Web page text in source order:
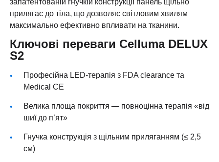
прилягає до тіла, що дозволяє світловим хвилям
максимально ефективно впливати на тканини.
Ключові переваги Celluma DELUX
S2
Професійна LED-терапія з FDA clearance та
Medical CE
Велика площа покриття — повноцінна терапія «від
шиї до п’ят»
Гнучка конструкція з щільним приляганням (≤ 2,5
см)